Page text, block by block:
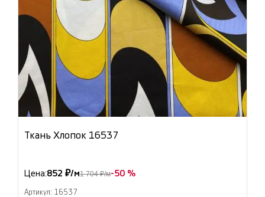
Ткань Хлопок 16537
Цена:852 ₽/м1 704 ₽/м-50 %
Артикул: 16537